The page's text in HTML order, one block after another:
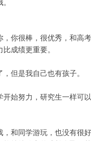
你很棒，很优秀，和高
成绩更重要。
但是我自己也有孩子。
始努力，研究生一样可
和同学游玩，也没有很好